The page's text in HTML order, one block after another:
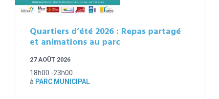
Quartiers d’été 2026 : Repas partagé
et animations au parc
27 AOÛT 2026
18h00 -23h00
à PARC MUNICIPAL